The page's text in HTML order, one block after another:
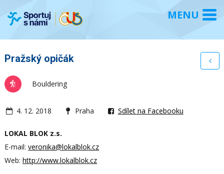
Pražský opičák
Bouldering
4. 12. 2018 Praha Sdílet na Facebooku
LOKAL BLOK z.s.
E-mail: veronika@lokalblok.cz
Web: http://www.lokalblok.cz